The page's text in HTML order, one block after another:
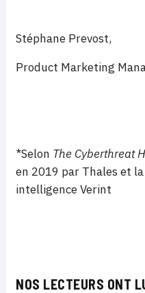
Stéphane Prevost,
Product Marketing
*Selon The Cyberthreat
en 2019 par Thales et
intelligence Verint
NOS LECTEURS ONT